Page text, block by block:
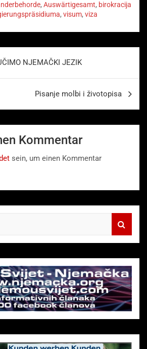
, Auswärtigesamt, birokracija
, visum, viza
NJEMAČKI JEZIK
Pisanje molbi i životopisa
Kommentar
sein, um einen Kommentar